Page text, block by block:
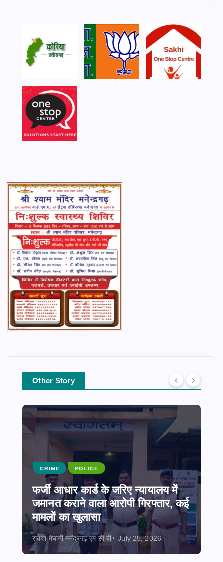
Other Story
CRIME POLICE
फर्जी आधार कार्ड के जरिए न्यायालय में
जमानत कराने वाला आरोपी गिरफ्तार, कई
मामलों का खुलासा
राकेश मेघानी मनेंद्रगढ़ एम सी बी July 25, 2026